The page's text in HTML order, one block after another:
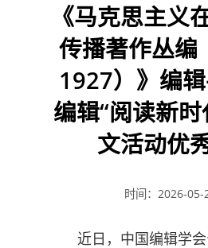
《马克思主义
传播著作丛
1927）》编
编辑“阅读新
文活动优
时间：2026-05-
近日，中国编辑学